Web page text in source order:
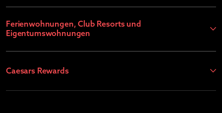
Ferienwohnungen, Club Resorts und
Eigentumswohnungen
Caesars Rewards